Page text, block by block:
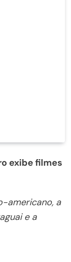
exibe filmes
americano, a
e a